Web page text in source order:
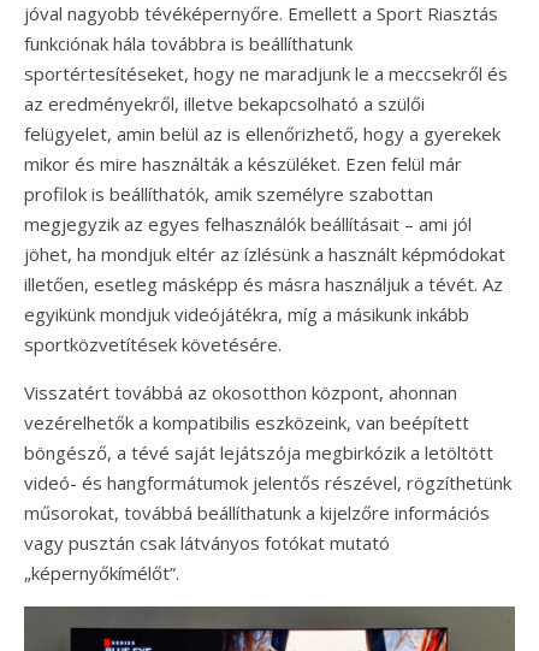
jóval nagyobb tévéképernyőre. Emellett a Sport Riasztás
funkciónak hála továbbra is beállíthatunk
sportértesítéseket, hogy ne maradjunk le a meccsekről és
az eredményekről, illetve bekapcsolható a szülői
felügyelet, amin belül az is ellenőrizhető, hogy a gyerekek
mikor és mire használták a készüléket. Ezen felül már
profilok is beállíthatók, amik személyre szabottan
megjegyzik az egyes felhasználók beállításait – ami jól
jöhet, ha mondjuk eltér az ízlésünk a használt képmódokat
illetően, esetleg másképp és másra használjuk a tévét. Az
egyikünk mondjuk videójátékra, míg a másikunk inkább
sportközvetítések követésére.
Visszatért továbbá az okosotthon központ, ahonnan
vezérelhetők a kompatibilis eszközeink, van beépített
böngésző, a tévé saját lejátszója megbirkózik a letöltött
videó- és hangformátumok jelentős részével, rögzíthetünk
műsorokat, továbbá beállíthatunk a kijelzőre információs
vagy pusztán csak látványos fotókat mutató
„képernyőkímélőt”.